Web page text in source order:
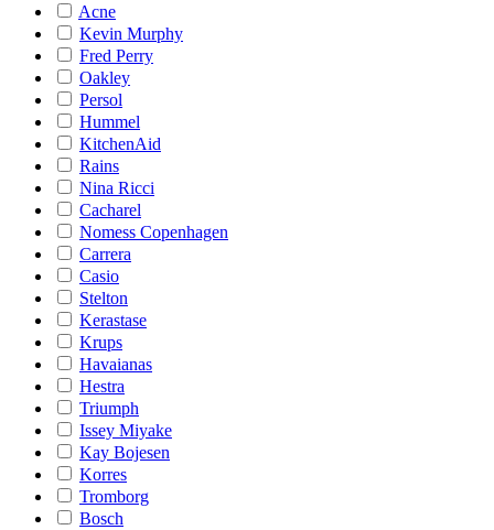
Acne
Kevin Murphy
Fred Perry
Oakley
Persol
Hummel
KitchenAid
Rains
Nina Ricci
Cacharel
Nomess Copenhagen
Carrera
Casio
Stelton
Kerastase
Krups
Havaianas
Hestra
Triumph
Issey Miyake
Kay Bojesen
Korres
Tromborg
Bosch